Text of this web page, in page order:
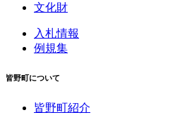
文化財
入札情報
例規集
皆野町について
皆野町紹介